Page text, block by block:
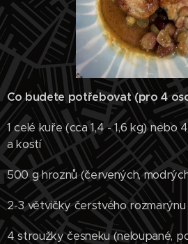
Co budete potřebovat (pro 4
1 celé kuře (cca 1,4 - 1,6 kg) nebo
a kostí
500 g hroznů (červených,
2-3 větvičky čerstvého rozmarýnu
4 stroužky česneku (neloupané,